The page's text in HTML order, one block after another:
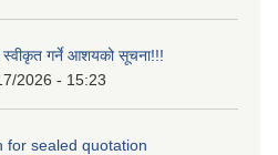
स्वीकृत गर्ने आशयको सूचना!!!
2026 - 15:23
for sealed quotation